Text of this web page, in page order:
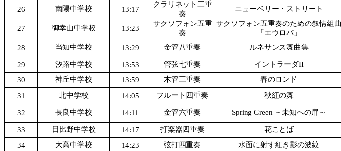
26 南陽中学校 13:17
クラリネット三重
奏
ニューベリー・ストリート
27 御幸山中学校 13:23
サクソフォン五重
奏
サクソフォン五重奏のための叙情組曲
「エウロパ」
28 当知中学校 13:29 金管八重奏 ルネサンス舞曲集
29 汐路中学校 13:53 管弦七重奏 イントラーダII
30
神丘中学校 13:59 木管三重奏 春のロンド
31 北中学校 14:05 フルート四重奏 秋紅の舞
32 長良中学校 14:11 金管六重奏 Spring Green ～未知への扉～
33 日比野中学校 14:17 打楽器四重奏 花ことば
34
大高中学校 14:23 弦打四重奏 水面に射す紅き影の波紋